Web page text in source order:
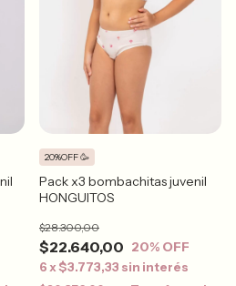
Pack x3 bombachitas juvenil
HONGUITOS
$22.640,00
$28.300,00
20% OFF
6 x$3.773,33 sin interés
20%OFF 🥳